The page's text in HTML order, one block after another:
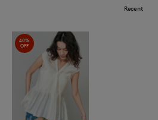
Recent
40%
OFF